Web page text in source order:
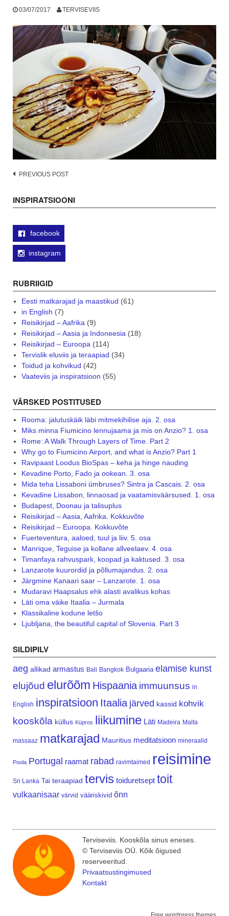
03/07/2017 TERVISEVIIS
Post
PREVIOUS POST
INSPIRATSIOONI
facebook
instagram
RUBRIIGID
Eesti matkarajad ja maastikud (61)
in English (7)
Reisikirjad – Aafrika(9)
Reisikirjad – Aasia ja Indoneesia(18)
Reisikirjad – Euroopa(114)
Tervislik eluviis ja teraapiad (34)
Toidud ja kohvikud (42)
Vaateviis ja inspiratsioon (55)
VÄRSKED POSTITUSED
Rooma: jalutuskäik läbi mitmekihilise aja. 2. osa
Miks minna Fiumicino lennujaama ja mis on Anzio? 1. osa
Rome: A Walk Through Layers of Time. Part 2
Why go to Fiumicino Airport, and what is Anzio? Part 1
Ravipaast Loodus BioSpas – keha ja hinge nauding
Kevadine Porto, Fado ja ookean. 3. osa
Mida teha Lissaboni ümbruses? Sintra ja Cascais. 2. osa
Kevadine Lissabon, linnaosad ja vaatamisväärsused. 1. osa
Budapest, Doonau ja talisuplus
Reisikirjad – Aasia, Aafrika. Kokkuvõte
Reisikirjad – Euroopa. Kokkuvõte
Fuerteventura, aaloed, tuul ja liiv. 5. osa
Manrique, Teguise ja kollane allveelaev. 4. osa
Timanfaya rahvuspark, koopad ja kaktused. 3. osa
Lanzarote kuurordid ja põllumajandus. 2. osa
Järgmine Kanaari saar – Lanzarote. 1. osa
Mudaravi Haapsalus ehk alasti avalikus kohas
Läti oma väike Itaalia – Jurmala
Klassikaline kodune letšo
Ljubljana, the beautiful capital of Slovenia. Part 3
SILDIPILV
aeg allikad armastus Bali Bangkok Bulgaaria elamise kunst
elujõud elurõõm Hispaania immuunsus in
English inspiratsioon Itaalia järved kassid kohvik
kooskõla küllus Küpros liikumine Läti Madeira Malta
massaaz matkarajad Mauritius meditatsioon mineraalid
Poola Portugal raamat rabad ravimtaimed reisimine
Sri Lanka Tai teraapiad tervis toiduretsept toit
vulkaanisaar värvid vääriskivid õnn
Terviseviis. Kooskõla sinus eneses.
© Terviseviis OÜ. Kõik õigused
reserveeritud.
Privaatsustingimused
Kontakt